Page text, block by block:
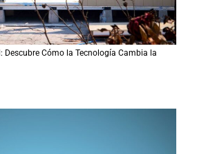
Descubre Cómo la Tecnología Cambia la